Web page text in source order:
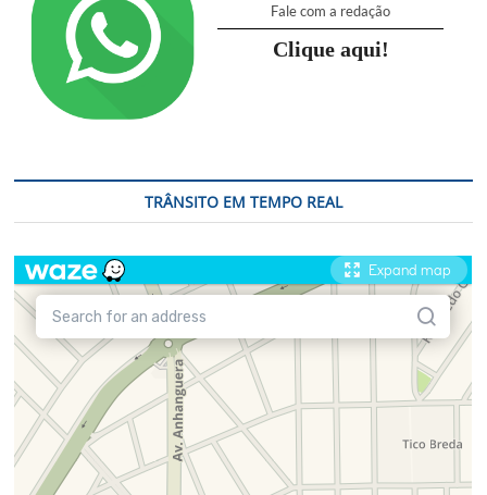
Fale com a redação
Clique aqui!
TRÂNSITO EM TEMPO REAL